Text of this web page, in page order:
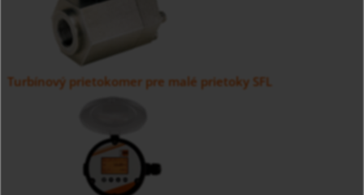
Turbínový prietokomer pre malé prietoky SFL